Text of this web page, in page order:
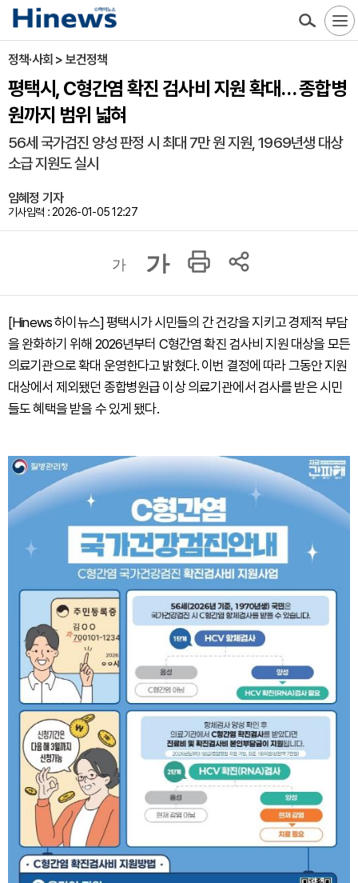
정책·사회 > 보건정책
평택시, C형간염 확진 검사비 지원 확대… 종합병
원까지 범위 넓혀
56세 국가검진 양성 판정 시 최대 7만 원 지원, 1969년생 대상
소급 지원도 실시
임혜정 기자
기사입력 : 2026-01-05 12:27
가 가
[Hinews 하이뉴스] 평택시가 시민들의 간 건강을 지키고 경제적 부담
을 완화하기 위해 2026년부터 C형간염 확진 검사비 지원 대상을 모든
의료기관으로 확대 운영한다고 밝혔다. 이번 결정에 따라 그동안 지원
대상에서 제외됐던 종합병원급 이상 의료기관에서 검사를 받은 시민
들도 혜택을 받을 수 있게 됐다.